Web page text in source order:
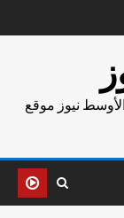
نيوز موقع